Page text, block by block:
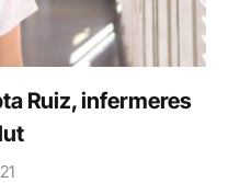
Ruiz, infermeres